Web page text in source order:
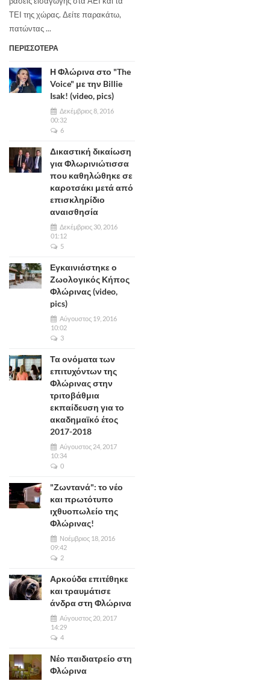
ΤΕΙ της χώρας. Δείτε παρακάτω,
πατώντας ...
ΠΕΡΙΣΣΟΤΕΡΑ
Η Φλώρινα στο "The
Voice" με την Billie
Isak! (video, pics)
Δεκέμβριος 8, 2016
00:32
6
Δικαστική δικαίωση
για Φλωρινιώτισσα
που καθηλώθηκε σε
καροτσάκι μετά από
επισκληρίδιο
αναισθησία
Δεκέμβριος 30, 2016
01:12
5
Εγκαινιάστηκε ο
Ζωολογικός Κήπος
Φλώρινας (video,
pics)
Αύγουστος 19, 2016
10:02
3
Τα ονόματα των
επιτυχόντων της
Φλώρινας στην
τριτοβάθμια
εκπαίδευση για το
ακαδημαϊκό έτος
2017-2018
Αύγουστος 24, 2017
10:34
0
"Ζωντανά": το νέο
και πρωτότυπο
ιχθυοπωλείο της
Φλώρινας!
Νοέμβριος 18, 2016
09:42
2
Αρκούδα επιτέθηκε
και τραυμάτισε
άνδρα στη Φλώρινα
Αύγουστος 20, 2017
14:29
4
Νέο παιδιατρείο στη
Φλώρινα